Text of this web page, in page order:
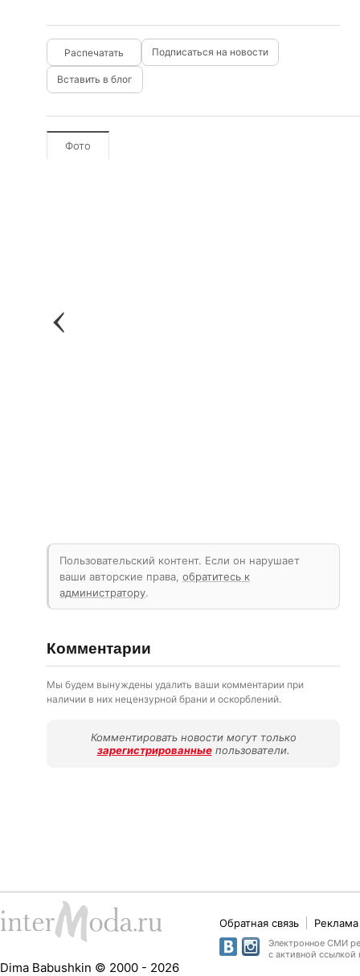
Подписаться на новости
Вставить в блог
Фото
Пользовательский контент. Если он нарушает
ваши авторские права,обратитесь к
администратору.
Комментарии
Мы будем вынуждены удалить ваши комментарии при
наличии в них нецензурной брани и оскорблений.
Комментировать новости могут только
зарегистрированныепользователи.
Dima Babushkin © 2000 - 2026
Обратная связь
Электронное СМИ
с активной ссылкой